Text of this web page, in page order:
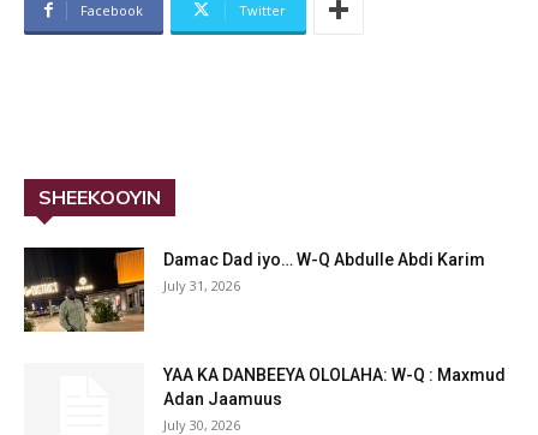
Facebook Twitter
SHEEKOOYIN
Damac Dad iyo… W-Q Abdulle Abdi Karim
July 31, 2026
YAA KA DANBEEYA OLOLAHA: W-Q : Maxmud
Adan Jaamuus
July 30, 2026